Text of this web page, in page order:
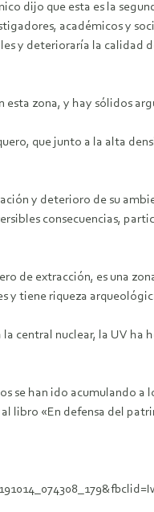
dijo que esta es la
académicos y
y deterioraría la calidad
esta zona, y hay sólidos
que junto a la alta
y deterioro de su
consecuencias,
de extracción, es una
y tiene riqueza
central nuclear, la UV
se han ido acumulando
libro «En defensa del